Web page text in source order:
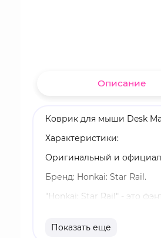
Описание
Коврик для мыши Desk
Характеристики:
Оригинальный и
Бренд: Honkai: Star Rail.
"Honkai: Star Rail" - это
Показать еще